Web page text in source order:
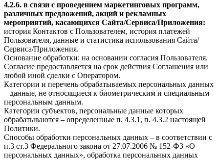
4.2.6. в связи с проведением маркетинговых программ,
различных предложений, акций и рекламных
мероприятий, касающихся Сайта/Сервиса/Приложения:
история Контактов с Пользователем, история платежей
Пользователя, данные и статистика использования Сайта/
Сервиса/Приложения.
Основание обработки: на основании согласия Пользователя.
Согласие предоставляется на срок действия Соглашения или
любой иной сделки с Оператором.
Категории и перечень обрабатываемых персональных данных
– данные, не относящиеся к биометрическим и специальным
персональным данным.
Категории субъектов, персональные данные которых
обрабатываются – определенные п. 4.3.1, п. 4.3.2 настоящей
Политики.
Способы обработки персональных данных – в соответствии с
п.3 ст.3 Федерального закона от 27.07.2006 № 152-ФЗ «О
персональных данных», обработка персональных данных